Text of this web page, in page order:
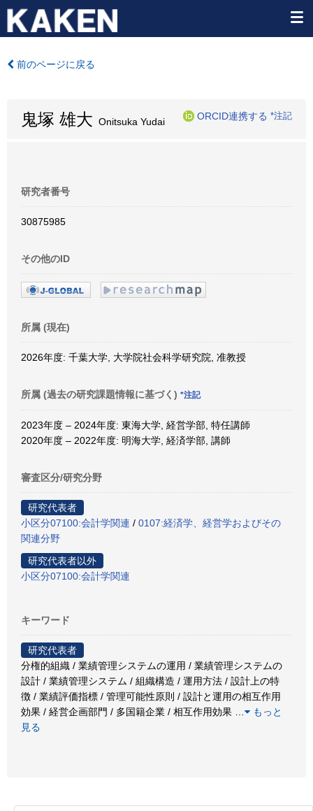
前のページに戻る
鬼塚 雄大 Onitsuka Yudai
ORCID連携する *注記
研究者番号
30875985
その他のID
所属 (現在)
2026年度: 千葉大学, 大学院社会科学研究院, 准教授
所属 (過去の研究課題情報に基づく) *注記
2023年度 – 2024年度: 東海大学, 経営学部, 特任講師
2020年度 – 2022年度: 明海大学, 経済学部, 講師
審査区分/研究分野
研究代表者
小区分07100:会計学関連 / 0107:経済学、経営学およびその
関連分野
研究代表者以外
小区分07100:会計学関連
キーワード
研究代表者
分権的組織 / 業績管理システムの運用 / 業績管理システムの
設計 / 業績管理システム / 組織構造 / 運用方法 / 設計上の特
徴 / 業績評価指標 / 管理可能性原則 / 設計と運用の相互作用
効果 / 経営企画部門 / 多国籍企業 / 相互作用効果
もっと
見る